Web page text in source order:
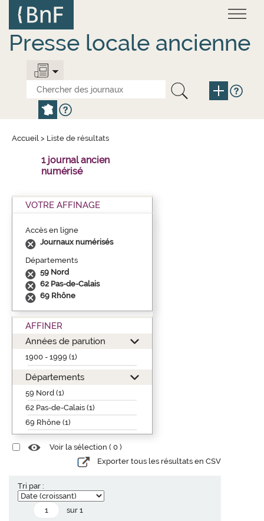
contenu
principal
Presse locale ancienne
Accueil > Liste de résultats
1 journal ancien
numérisé
VOTRE AFFINAGE
Accès en ligne
Journaux numérisés
Départements
59 Nord
62 Pas-de-Calais
69 Rhône
AFFINER
Années de parution
1900 - 1999 (1)
Départements
59 Nord (1)
62 Pas-de-Calais (1)
69 Rhône (1)
Voir la sélection ( 0 )
Exporter tous les résultats en CSV
Tri par :
sur 1
Panneau de gestion des cookies